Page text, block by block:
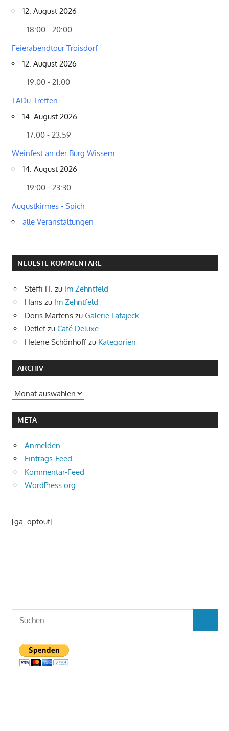
12. August 2026
18:00 - 20:00
Feierabendtour Troisdorf
12. August 2026
19:00 - 21:00
TADü-Treffen
14. August 2026
17:00 - 23:59
Weinfest an der Burg Wissem
14. August 2026
19:00 - 23:30
Augustkirmes - Spich
alle Veranstaltungen
NEUESTE KOMMENTARE
Steffi H. zu Im Zehntfeld
Hans zu Im Zehntfeld
Doris Martens zu Galerie Lafajeck
Detlefzu Café Deluxe
Helene Schönhoff zu Kategorien
ARCHIV
Archiv
META
Anmelden
Eintrags-Feed
Kommentar-Feed
WordPress.org
[ga_optout]
Suchen
nach: